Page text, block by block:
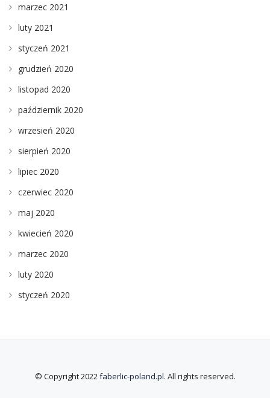
marzec 2021
luty 2021
styczeń 2021
grudzień 2020
listopad 2020
październik 2020
wrzesień 2020
sierpień 2020
lipiec 2020
czerwiec 2020
maj 2020
kwiecień 2020
marzec 2020
luty 2020
styczeń 2020
© Copyright 2022 faberlic-poland.pl. All rights reserved.